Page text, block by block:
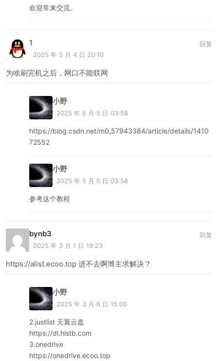
欢迎常来交流。
1
2025 年 5 月 4 日 20:10
为啥刷完机之后，网口不能联网
回复
小野
2025 年 5 月 5 日 03:58
https://blog.csdn.net/m0_57943384/article/details/1410
72552
小野
2025 年 5 月 5 日 03:58
参考这个教程
bynb3
2025 年 3 月 1 日 19:23
https://alist.ecoo.top 进不去啊博主求解决？
回复
小野
2025 年 3 月 6 日 15:00
2.justlist 天翼云盘
https://dl.histb.com
3.onedrive
https://onedrive.ecoo.top